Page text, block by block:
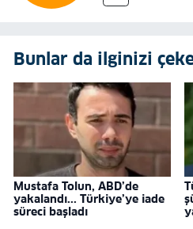
Bunlar da ilginizi
Mustafa Tolun, ABD’de
yakalandı... Türkiye’ye iade
süreci başladı